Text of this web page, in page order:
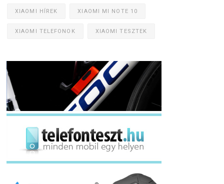
XIAOMI HÍREK XIAOMI MI NOTE 10
XIAOMI TELEFONOK XIAOMI TESZTEK